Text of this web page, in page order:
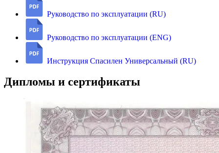
Руководство по эксплуатации (RU)
Руководство по эксплуатации (ENG)
Инструкция Спасилен Универсальный (RU)
Дипломы и сертификаты